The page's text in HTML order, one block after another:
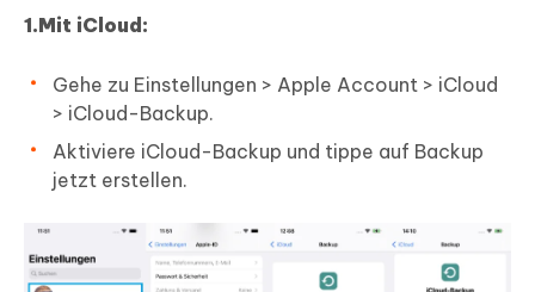
1.Mit iCloud:
Gehe zu Einstellungen > Apple Account > iCloud
> iCloud-Backup.
Aktiviere iCloud-Backup und tippe auf Backup
jetzt erstellen.